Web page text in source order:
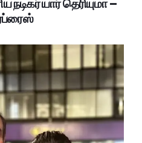
நடிகர் யார் தெரியுமா –